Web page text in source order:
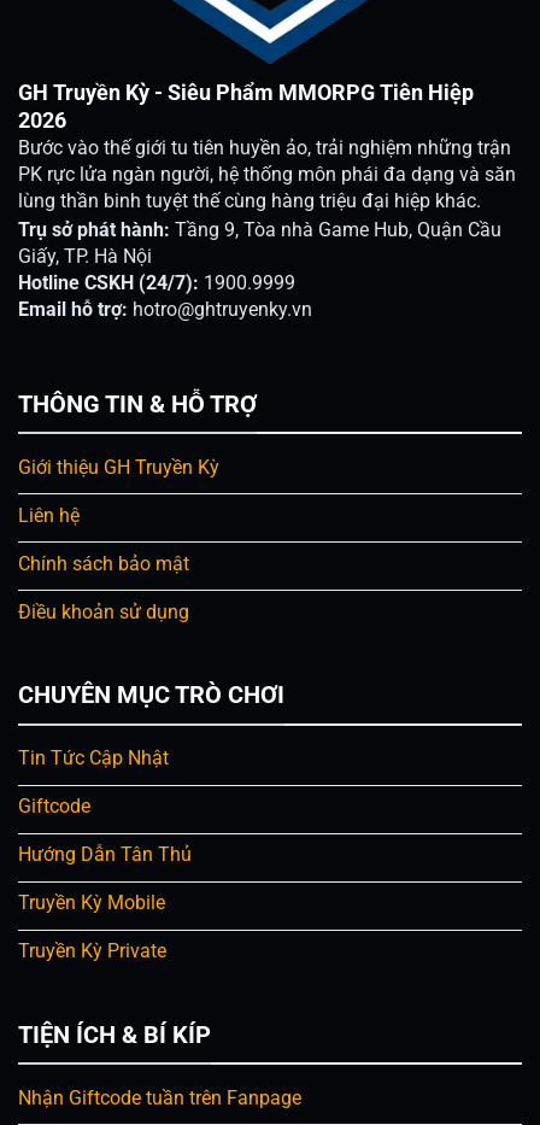
GH Truyền Kỳ - Siêu Phẩm MMORPG Tiên Hiệp
2026
Bước vào thế giới tu tiên huyền ảo, trải nghiệm những trận
PK rực lửa ngàn người, hệ thống môn phái đa dạng và săn
lùng thần binh tuyệt thế cùng hàng triệu đại hiệp khác.
Trụ sở phát hành: Tầng 9, Tòa nhà Game Hub, Quận Cầu
Giấy, TP. Hà Nội
Hotline CSKH (24/7): 1900.9999
Email hỗ trợ: hotro@ghtruyenky.vn
THÔNG TIN & HỖ TRỢ
Giới thiệu GH Truyền Kỳ
Liên hệ
Chính sách bảo mật
Điều khoản sử dụng
CHUYÊN MỤC TRÒ CHƠI
Tin Tức Cập Nhật
Giftcode
Hướng Dẫn Tân Thủ
Truyền Kỳ Mobile
Truyền Kỳ Private
TIỆN ÍCH & BÍ KÍP
Nhận Giftcode tuần trên Fanpage